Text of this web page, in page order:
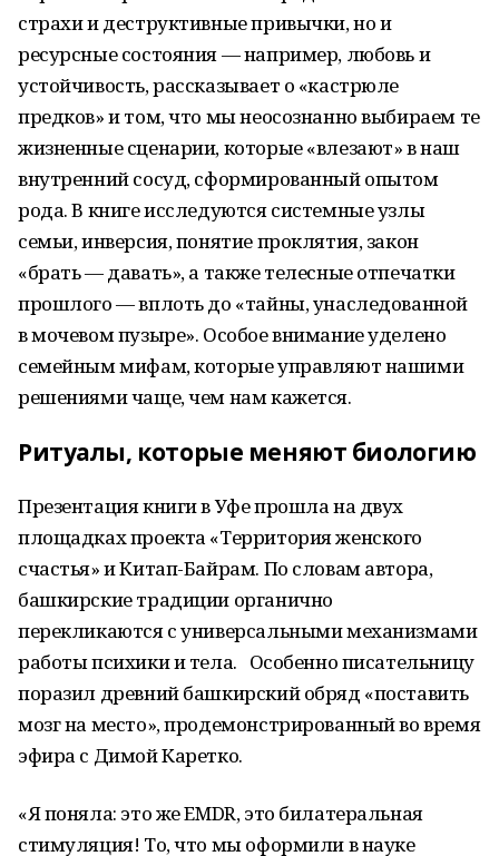
страхи и деструктивные привычки, но и
ресурсные состояния — например, любовь и
устойчивость, рассказывает о «кастрюле
предков» и том, что мы неосознанно выбираем те
жизненные сценарии, которые «влезают» в наш
внутренний сосуд, сформированный опытом
рода. В книге исследуются системные узлы
семьи, инверсия, понятие проклятия, закон
«брать — давать», а также телесные отпечатки
прошлого — вплоть до «тайны, унаследованной
в мочевом пузыре». Особое внимание уделено
семейным мифам, которые управляют нашими
решениями чаще, чем нам кажется.
Ритуалы, которые меняют биологию
Презентация книги в Уфе прошла на двух
площадках проекта «Территория женского
счастья» и Китап-Байрам. По словам автора,
башкирские традиции органично
перекликаются с универсальными механизмами
работы психики и тела. Особенно писательницу
поразил древний башкирский обряд «поставить
мозг на место», продемонстрированный во время
эфира с Димой Каретко.
«Я поняла: это же EMDR, это билатеральная
стимуляция! То, что мы оформили в науке